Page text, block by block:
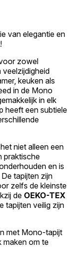
van elegantie en
zowel
veelzijdigheid
keuken als
in de Mono
in elk
heeft een subtiele
niet alleen een
praktische
en is
tapijten zijn
zelfs de kleinste
de OEKO-TEX
tapijten veilig zijn
met Mono-tapijt
maken om te
proces van
cookies.
op